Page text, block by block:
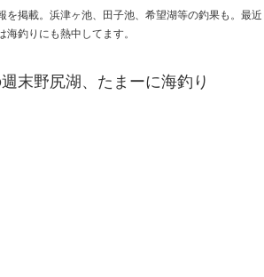
を掲載。浜津ヶ池、田子池、希望湖等の釣果も。最近
海釣りにも熱中してます。
末野尻湖、たまーに海釣り